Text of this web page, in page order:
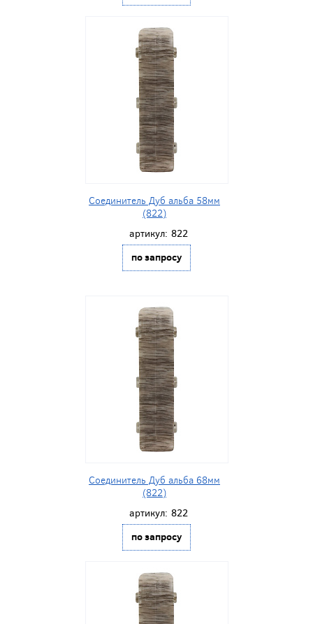
Соединитель Дуб альба 58мм
(822)
артикул: 822
по запросу
Соединитель Дуб альба 68мм
(822)
артикул: 822
по запросу